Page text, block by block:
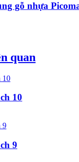
gỗ nhựa
quan
10
9